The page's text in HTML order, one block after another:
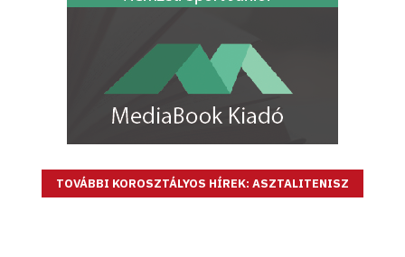
TOVÁBBI KOROSZTÁLYOS HÍREK: ASZTALITENISZ